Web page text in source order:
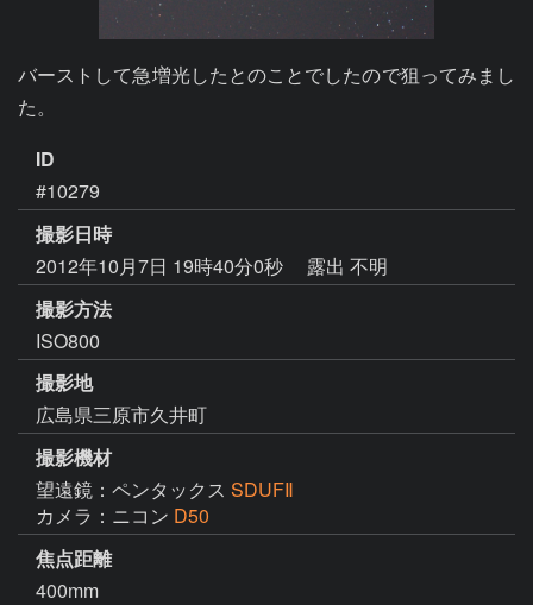
バーストして急増光したとのことでしたので狙ってみまし
た。
ID
#10279
撮影日時
2012年10月7日 19時40分0秒
露出 不明
撮影方法
ISO800
撮影地
広島県三原市久井町
撮影機材
望遠鏡：ペンタックス SDUFⅡ
カメラ：ニコン D50
焦点距離
400mm